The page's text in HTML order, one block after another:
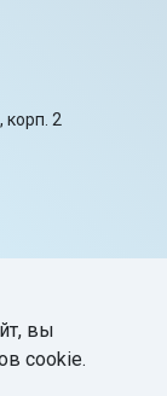
корп. 2
вы
cookie.